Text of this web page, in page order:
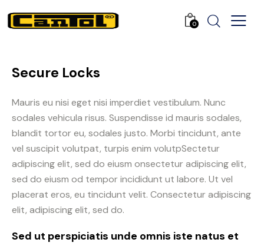
0
Secure Locks
Mauris eu nisi eget nisi imperdiet vestibulum. Nunc
sodales vehicula risus. Suspendisse id mauris sodales,
blandit tortor eu, sodales justo. Morbi tincidunt, ante
vel suscipit volutpat, turpis enim volutpSectetur
adipiscing elit, sed do eiusm onsectetur adipiscing elit,
sed do eiusm od tempor incididunt ut labore. Ut vel
placerat eros, eu tincidunt velit. Consectetur adipiscing
elit, adipiscing elit, sed do.
Sed ut perspiciatis unde omnis iste natus et